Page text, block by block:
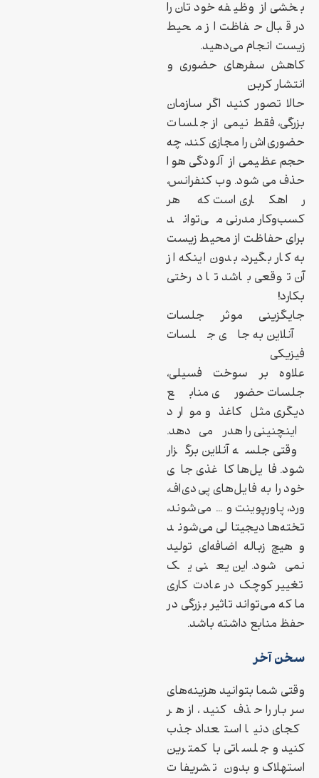
بخشی از وظیفه خودتان را
در قبال حفاظت از محیط
زیست انجام می‌دهید.
کاهش سفرهای حضوری و
انتشار کربن
حالا تصور کنید اگر سازمان
بزرگی، فقط نیمی از جلسات
حضوری‌اش را مجازی کند، چه
حجم عظیمی از آلودگی هوا
حذف می‌شود. وب‌کنفرانس،
راهکاری است که هر
کسب‌وکار مدرنی می‌تواند
برای حفاظت از محیط زیست
به کار بگیرد، بدون اینکه از
آن توقعی باشد تا درختی
بکارد!
جایگزینی موثر جلسات
آنلاین به جای جلسات
فیزیکی‌
علاوه بر سوخت فسیلی،
جلسات حضوری منابع
دیگری مثل کاغذ و موارد
اینچنینی را هدر می‌دهد.
وقتی جلسه آنلاین برگزار
شود. فایل‌ها کاغذی جای
خود را به فایل‌های پی‌دی‌اف،
ورد، پاورپوینت و … می‌شوند،
تخته‌ها دیجیتالی می‌شوند
و هیچ زباله‌ اضافه‌ای تولید
نمی‌شود. این یعنی یک
تغییر کوچک در عادت کاری
ما که می‌تواند تاثیر بزرگی در
حفظ منابع داشته باشد.
سخن آخر
وقتی شما بتوانید هزینه‌های
سربار را حذف کنید، از هر
کجای دنیا استعداد جذب
کنید و جلساتی با کمترین
استهلاک و بدون تشریفات